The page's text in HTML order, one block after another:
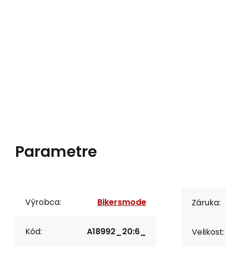
Parametre
Výrobca: Bikersmode
Kód: A18992_20:6_
Záruka:
Velikost: